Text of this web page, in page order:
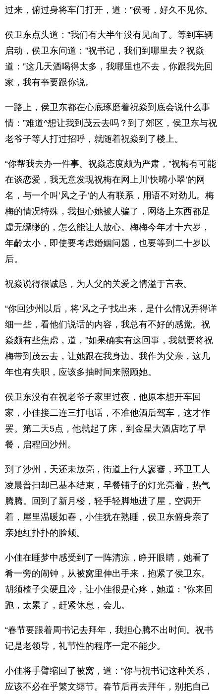
过来，俯过身将车门打开，道：”侯哥，好久不见你。
侯卫东点头道：”我们有大半年没有见面了。等到车辆
启动，侯卫东问道：”祝书记，我们到哪里去？祝焱
道：”这几天酒喝得太多，我哪里也不去，你跟我先回
家，我有亊要跟你说。
一路上，侯卫东都在心底琢磨着祝焱到底会说什么事
情：”难道^想让我到茂云去吗？到了郊区，侯卫东与祝
老爷子等人打过招呼，就随着祝焱到了楼上。
“你帮我去办一件事。祝焱态度颇为严肃，”祝梅有可能
在谈恋爱，我无意发现祝梅在网上川’快嘴小翠’的网
名，与一个叫’风之子’的人有联系，用语不对劲儿。梅
梅的情况特殊，我担心她被人骗了，网络上东西都足
虛无缥缈的，怎么能让人放心。梅梅今年才十六岁，
年齡太小，即使要考虑婚姻问题，也要等到二十岁以
后。
祝焱说得很诚恳，为人父的关爱之情溢于言表。
“你回沙州以后，将’风之子’找出来，是什么情况弄得详
细一些，看他们说话的内容，我总有不好的感觉。祝
焱颇有些焦虑，道，”如果确实有这回事，我就要将祝
梅带到茂云去，让她跟在我身边。我作为父亲，这几
年也有失职，应该多抽时间来照顾她。
侯卫东没有在祝老爷子家里过夜，他原本想开车回
家，小佳接二连三打电话，不准他酒后驾车，这才作
罢。第二天5点，他就起了床，到金星大酒店吃了早
餐，启程回沙州。
到了沙州，天还未放亮，街道上行人寥審，环卫工人
凌晨普扫却已基本结束，早餐铺子的灯光亮着，热气
腾腾。回到了新月楼，轻手轻脚地进了屋，空调开
着，屋里温暖如舂，小佳犹在熟睡，侯卫东俯身亲了
亲她红扑扑的脸颊。
小佳在睡梦中感受到了一阵清凉，睁开眼睛，她看了
肴一旁的闹钟，从被窝里伸出手来，抱紧了侯卫东。
胡须楂子尖硬且冷，让小佳很是心疼，她道：”你来回
跑，太累了，赶紧休息，会儿。
“春节要跟着周书记去拜年，我担心腾不出时间。祝书
记是老领导，礼节性的程序一定不能少。
小佳将手臂缩回了被窝，道：”你与祝书记这种关系，
应该不必在乎繁文缛节。春节后再去拜年，别把自己